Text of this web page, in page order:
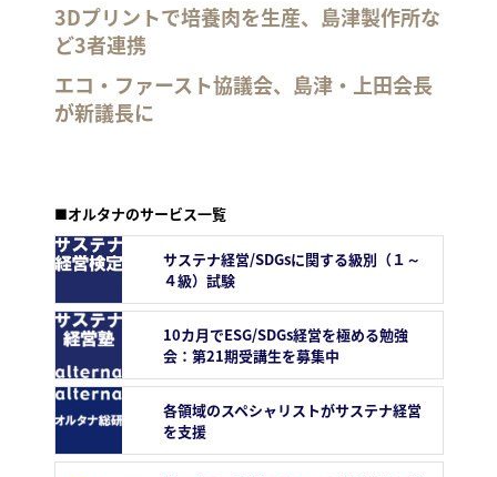
3Dプリントで培養肉を生産、島津製作所な
ど3者連携
エコ・ファースト協議会、島津・上田会長
が新議長に
■オルタナのサービス一覧
サステナ経営/SDGsに関する級別（１～
４級）試験
10カ月でESG/SDGs経営を極める勉強
会：第21期受講生を募集中
各領域のスペシャリストがサステナ経営
を支援